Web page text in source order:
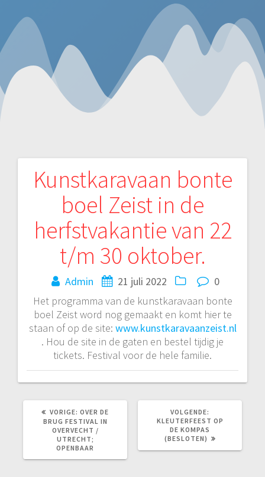
Kunstkaravaan bonte
boel Zeist in de
herfstvakantie van 22
t/m 30 oktober.
Admin 21 juli 2022
0
Het programma van de kunstkaravaan bonte
boel Zeist word nog gemaakt en komt hier te
staan of op de site: www.kunstkaravaanzeist.nl
. Hou de site in de gaten en bestel tijdig je
tickets. Festival voor de hele familie.
Bericht
navigatie
VORIGE: VORIG
BERICHT:
OVER DE
BRUG FESTIVAL IN
OVERVECHT /
UTRECHT;
OPENBAAR
VOLGENDE:
BERICHT:
KLEUTERFEEST OP
DE KOMPAS
(BESLOTEN)